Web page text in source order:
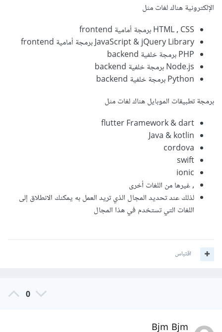
الإلكترونية هناك لغات مثل
HTML , CSS برمجة أمامية frontend
JavaScript & jQuery Library برمجة أمامية frontend
PHP برمجة خلفية backend
Node.js برمجة خلفية backend
Python برمجة خلفية backend
برمجة تطبيقات الموبايل هناك لغات مثل
flutter Framework & dart
Java & kotlin
cordova
swift
ionic
, غيرها من اللغات أخرى
لذلك عند تحديد المجال الذي تريد العمل به يمكنك الانطلاق إلى
اللغات التي تستخدم في هذا المجال
اقتباس
0
Bjm Bjm